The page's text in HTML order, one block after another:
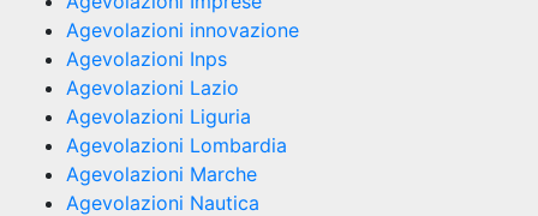
Agevolazioni innovazione
Agevolazioni Inps
Agevolazioni Lazio
Agevolazioni Liguria
Agevolazioni Lombardia
Agevolazioni Marche
Agevolazioni Nautica